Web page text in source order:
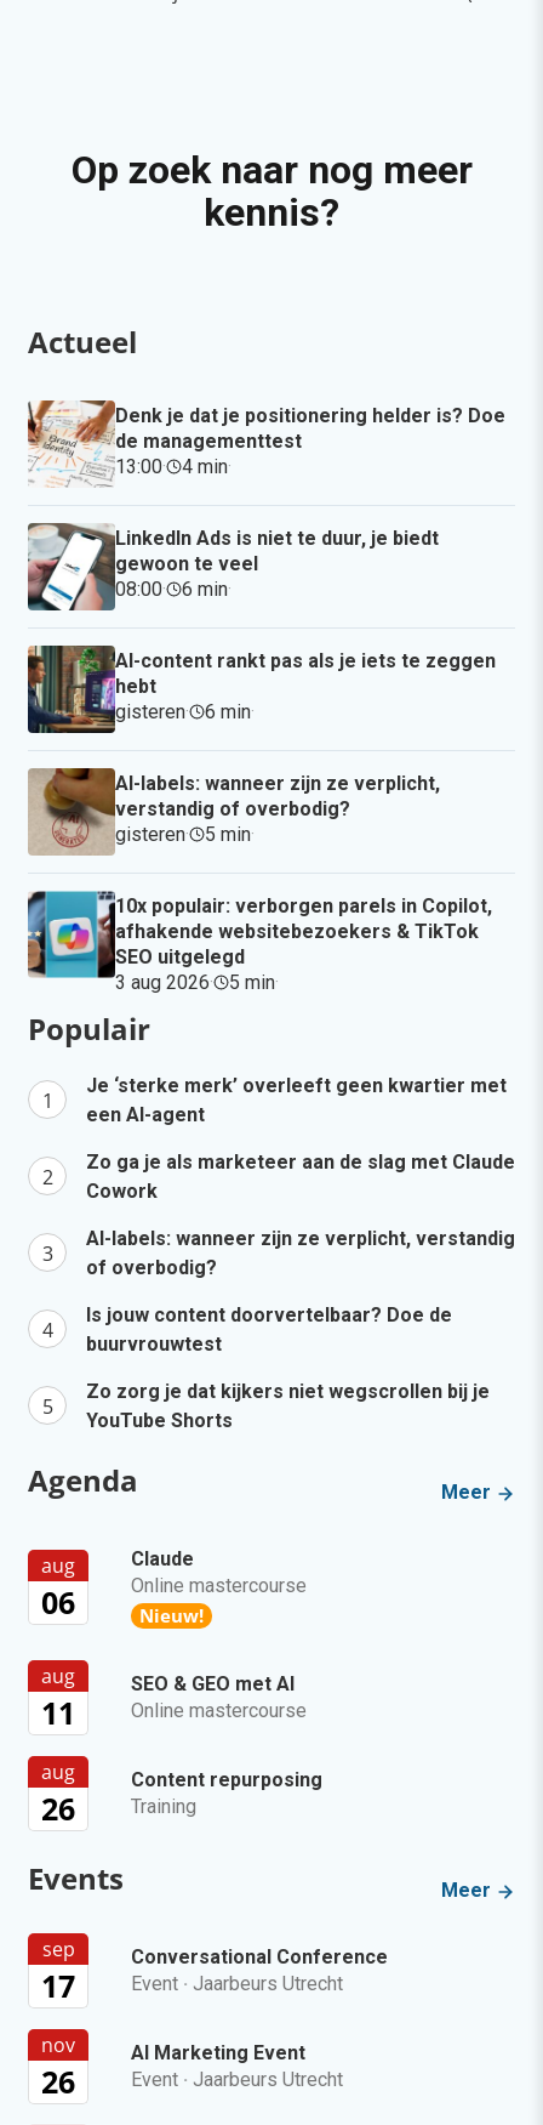
Op zoek naar nog meer
kennis?
Actueel
Denk je dat je positionering helder is? Doe
de managementtest
13:00· 4 min·
LinkedIn Ads is niet te duur, je biedt
gewoon te veel
08:00· 6 min·
AI-content rankt pas als je iets te zeggen
hebt
gisteren· 6 min·
AI-labels: wanneer zijn ze verplicht,
verstandig of overbodig?
gisteren· 5 min·
10x populair: verborgen parels in Copilot,
afhakende websitebezoekers & TikTok
SEO uitgelegd
3 aug 2026· 5 min·
Populair
Je ‘sterke merk’ overleeft geen kwartier met
een AI-agent
Zo ga je als marketeer aan de slag met Claude
Cowork
AI-labels: wanneer zijn ze verplicht, verstandig
of overbodig?
Is jouw content doorvertelbaar? Doe de
buurvrouwtest
Zo zorg je dat kijkers niet wegscrollen bij je
YouTube Shorts
Agenda Meer
aug
06
Claude
Online mastercourse
Nieuw!
aug
11
SEO & GEO met AI
Online mastercourse
aug
26
Content repurposing
Training
Events Meer
sep
17
Conversational Conference
Event · Jaarbeurs Utrecht
nov
26
AI Marketing Event
Event · Jaarbeurs Utrecht